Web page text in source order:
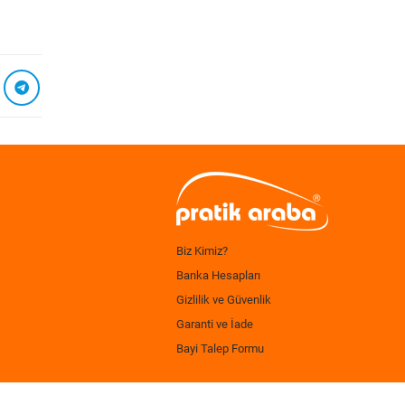
Biz Kimiz?
Banka Hesapları
Gizlilik ve Güvenlik
Garanti ve İade
Bayi Talep Formu